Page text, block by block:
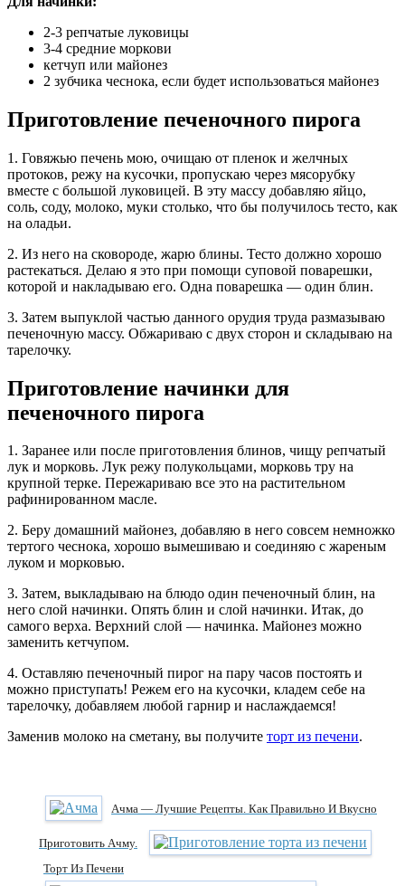
2-3 репчатые луковицы
3-4 средние моркови
кетчуп или майонез
2 зубчика чеснока, если будет использоваться майонез
Приготовление печеночного пирога
1. Говяжью печень мою, очищаю от пленок и желчных
протоков, режу на кусочки, пропускаю через мясорубку
вместе с большой луковицей. В эту массу добавляю яйцо,
соль, соду, молоко, муки столько, что бы получилось тесто, как
на оладьи.
2. Из него на сковороде, жарю блины. Тесто должно хорошо
растекаться. Делаю я это при помощи суповой поварешки,
которой и накладываю его. Одна поварешка — один блин.
3. Затем выпуклой частью данного орудия труда размазываю
печеночную массу. Обжариваю с двух сторон и складываю на
тарелочку.
Приготовление начинки для
печеночного пирога
1. Заранее или после приготовления блинов, чищу репчатый
лук и морковь. Лук режу полукольцами, морковь тру на
крупной терке. Пережариваю все это на растительном
рафинированном масле.
2. Беру домашний майонез, добавляю в него совсем немножко
тертого чеснока, хорошо вымешиваю и соединяю с жареным
луком и морковью.
3. Затем, выкладываю на блюдо один печеночный блин, на
него слой начинки. Опять блин и слой начинки. Итак, до
самого верха. Верхний слой — начинка. Майонез можно
заменить кетчупом.
4. Оставляю печеночный пирог на пару часов постоять и
можно приступать! Режем его на кусочки, кладем себе на
тарелочку, добавляем любой гарнир и наслаждаемся!
Заменив молоко на сметану, вы получите торт из печени.
Ачма — Лучшие Рецепты. Как Правильно И Вкусно
Приготовить Ачму.
Торт Из Печени